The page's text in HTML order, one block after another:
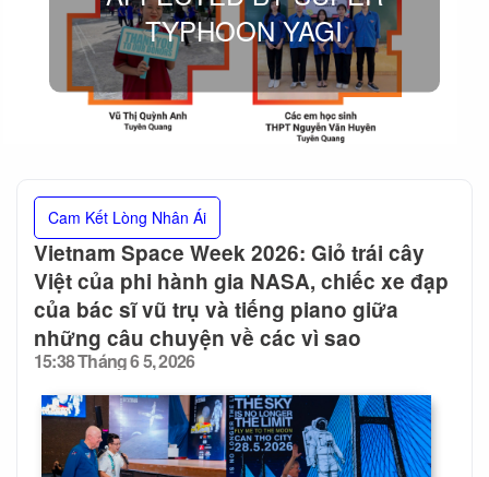
TYPHOON YAGI
Cam Kết Lòng Nhân Ái
Vietnam Space Week 2026: Giỏ trái cây
Việt của phi hành gia NASA, chiếc xe đạp
của bác sĩ vũ trụ và tiếng piano giữa
những câu chuyện về các vì sao
Posted
on
15:38 Tháng 6 5, 2026